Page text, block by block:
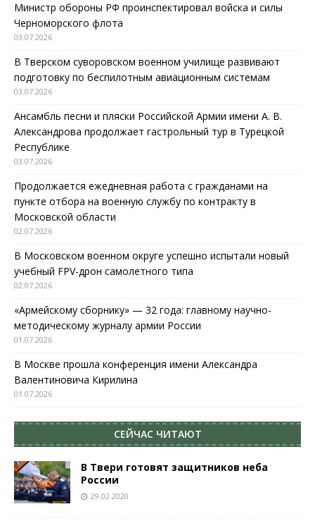
Министр обороны РФ проинспектировал войска и силы
Черноморского флота
03.07.2026
В Тверском суворовском военном училище развивают
подготовку по беспилотным авиационным системам
03.07.2026
Ансамбль песни и пляски Российской Армии имени А. В.
Александрова продолжает гастрольный тур в Турецкой
Республике
03.07.2026
Продолжается ежедневная работа с гражданами на
пункте отбора на военную службу по контракту в
Московской области
02.07.2026
В Московском военном округе успешно испытали новый
учебный FPV-дрон самолетного типа
02.07.2026
«Армейскому сборнику» — 32 года: главному научно-
методическому журналу армии России
01.07.2026
В Москве прошла конференция имени Александра
Валентиновича Кирилина
01.07.2026
СЕЙЧАС ЧИТАЮТ
В Твери готовят защитников неба
России
29.02.2020